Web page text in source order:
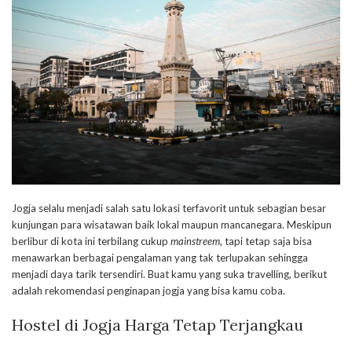
Jogja selalu menjadi salah satu lokasi terfavorit untuk sebagian besar
kunjungan para wisatawan baik lokal maupun mancanegara. Meskipun
berlibur di kota ini terbilang cukup mainstreem, tapi tetap saja bisa
menawarkan berbagai pengalaman yang tak terlupakan sehingga
menjadi daya tarik tersendiri. Buat kamu yang suka travelling, berikut
adalah rekomendasi penginapan jogja yang bisa kamu coba.
Hostel di Jogja Harga Tetap Terjangkau